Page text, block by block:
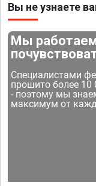
Вы не узнаете
Мы
Специалистами
прошито более 10
- поэтому мы
максимум от